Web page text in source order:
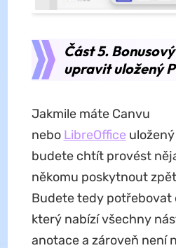
Část 5.
upravit uložený
Jakmile máte Canvu
nebo LibreOffice
budete chtít provést
někomu poskytnout
Budete tedy potřebovat
který nabízí všechny
anotace a zároveň není